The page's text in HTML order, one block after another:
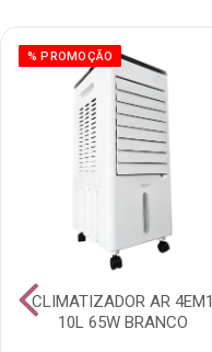
% PROMOÇÃO
CLIMATIZADOR AR 4EM1
10L 65W BRANCO